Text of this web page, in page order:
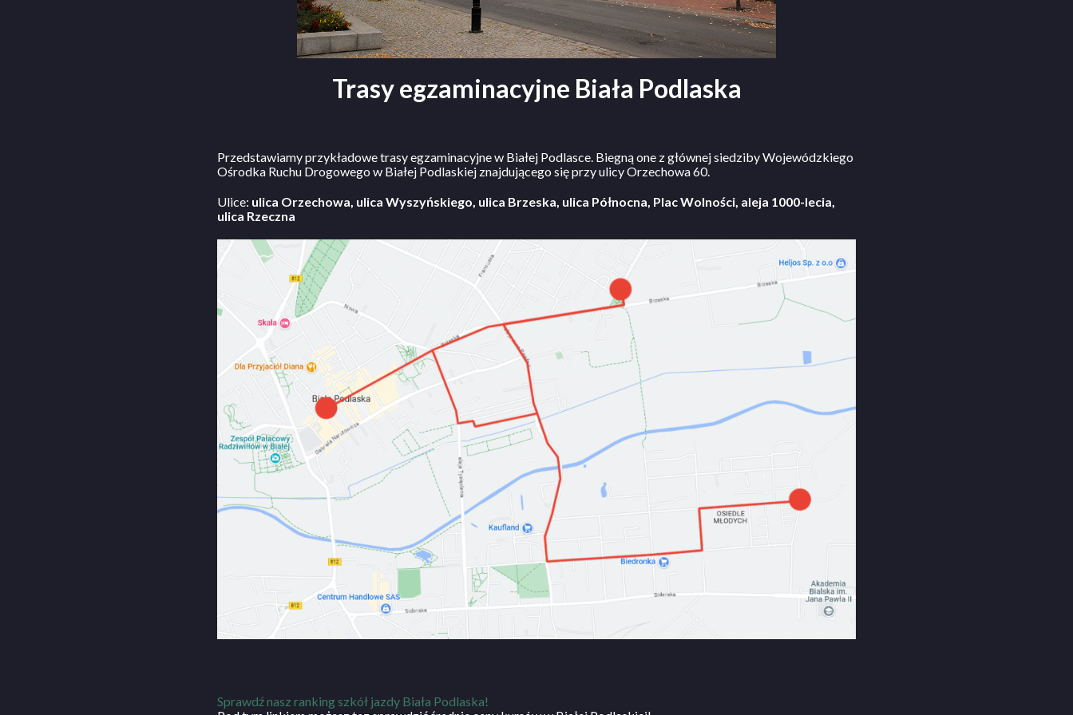
Trasy egzaminacyjne Biała Podlaska
Przedstawiamy przykładowe trasy egzaminacyjne w Białej Podlasce. Biegną one z głównej siedziby Wojewódzkiego
Ośrodka Ruchu Drogowego w Białej Podlaskiej znajdującego się przy ulicy Orzechowa 60.
Ulice: ulica Orzechowa, ulica Wyszyńskiego, ulica Brzeska, ulica Północna, Plac Wolności, aleja 1000-lecia,
ulica Rzeczna
Sprawdź nasz ranking szkół jazdy Biała Podlaska!